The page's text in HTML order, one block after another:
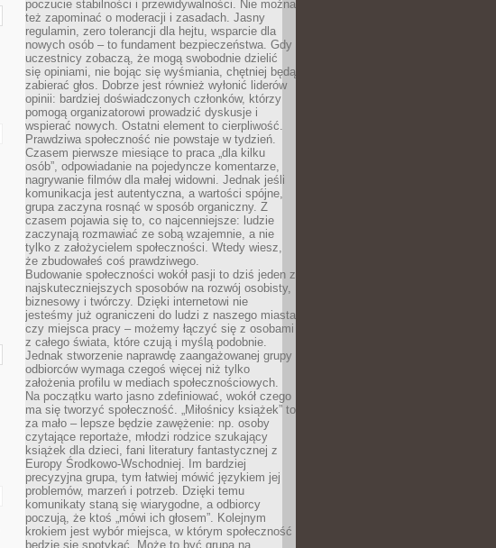
poczucie stabilności i przewidywalności. Nie można
też zapominać o moderacji i zasadach. Jasny
regulamin, zero tolerancji dla hejtu, wsparcie dla
nowych osób – to fundament bezpieczeństwa. Gdy
uczestnicy zobaczą, że mogą swobodnie dzielić
się opiniami, nie bojąc się wyśmiania, chętniej będą
zabierać głos. Dobrze jest również wyłonić liderów
opinii: bardziej doświadczonych członków, którzy
pomogą organizatorowi prowadzić dyskusje i
wspierać nowych. Ostatni element to cierpliwość.
Prawdziwa społeczność nie powstaje w tydzień.
Czasem pierwsze miesiące to praca „dla kilku
osób”, odpowiadanie na pojedyncze komentarze,
nagrywanie filmów dla małej widowni. Jednak jeśli
komunikacja jest autentyczna, a wartości spójne,
grupa zaczyna rosnąć w sposób organiczny. Z
czasem pojawia się to, co najcenniejsze: ludzie
zaczynają rozmawiać ze sobą wzajemnie, a nie
tylko z założycielem społeczności. Wtedy wiesz,
że zbudowałeś coś prawdziwego.
Budowanie społeczności wokół pasji to dziś jeden z
najskuteczniejszych sposobów na rozwój osobisty,
biznesowy i twórczy. Dzięki internetowi nie
jesteśmy już ograniczeni do ludzi z naszego miasta
czy miejsca pracy – możemy łączyć się z osobami
z całego świata, które czują i myślą podobnie.
Jednak stworzenie naprawdę zaangażowanej grupy
odbiorców wymaga czegoś więcej niż tylko
założenia profilu w mediach społecznościowych.
Na początku warto jasno zdefiniować, wokół czego
ma się tworzyć społeczność. „Miłośnicy książek” to
za mało – lepsze będzie zawężenie: np. osoby
czytające reportaże, młodzi rodzice szukający
książek dla dzieci, fani literatury fantastycznej z
Europy Środkowo-Wschodniej. Im bardziej
precyzyjna grupa, tym łatwiej mówić językiem jej
problemów, marzeń i potrzeb. Dzięki temu
komunikaty staną się wiarygodne, a odbiorcy
poczują, że ktoś „mówi ich głosem”. Kolejnym
krokiem jest wybór miejsca, w którym społeczność
będzie się spotykać. Może to być grupa na